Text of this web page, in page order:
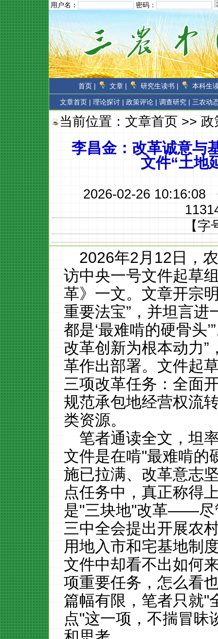
用户名： 密码：
首页 | 文章 | 研究生读书 | 本科生
文章首页 | 理论探讨 | 政策评论 | 调查研究 | 三农动
当前位置：文章首页>>政
李昌金：改革诚意与
文件“土地
2026-02-26 10:16:08
【字
2026年2月 12 日，
访中央一号文件起草
革》一文。文章开宗
重要法宝”，并坦言进
都是‘最难啃的硬骨头
改革创新为根本动力
革作出部署。文件起
三项改革任务：全面
规范承包地经营权流
类资源。
笔者通读全文，坦
文件是在啃"最难啃的
施已拉满、改革意志
点任务中，真正称得
是"三块地"改革——尽
三中全会提出开展农
用地入市和宅基地制
文件中却看不出如何
项重要任务，怎么看
篇幅有限，笔者只就"
点"这一项，不揣冒昧